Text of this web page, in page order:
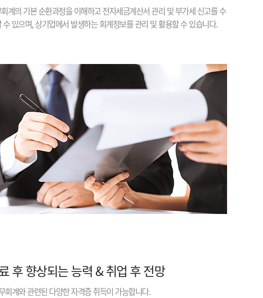
계의 기본 순환과정을 이해하고 전자세금계산서 관리 및 부가세 신고를 수
수 있으며, 상기업에서 발생하는 회계정보를 관리 및 활용할 수 있습니다.
후 향상되는 능력 & 취업 후 전망
회계와 관련된 다양한 자격증 취득이 가능합니다.